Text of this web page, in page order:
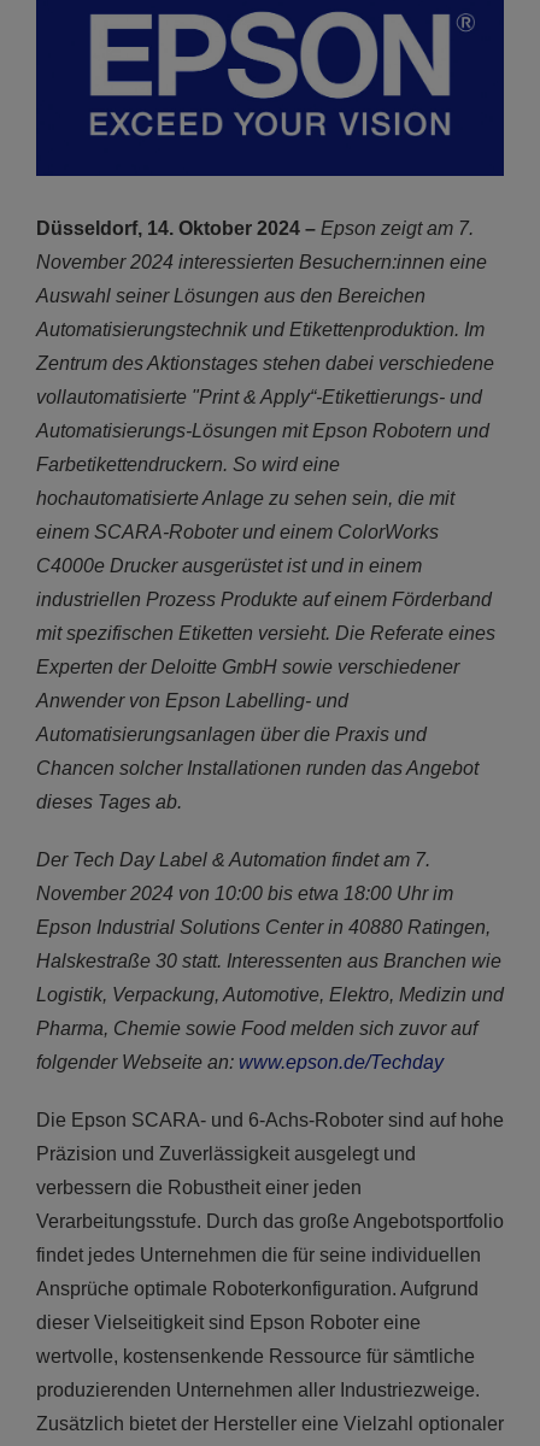
Düsseldorf, 14. Oktober 2024 – Epson zeigt am 7.
November 2024 interessierten Besuchern:innen eine
Auswahl seiner Lösungen aus den Bereichen
Automatisierungstechnik und Etikettenproduktion. Im
Zentrum des Aktionstages stehen dabei verschiedene
vollautomatisierte "Print & Apply“-Etikettierungs- und
Automatisierungs-Lösungen mit Epson Robotern und
Farbetikettendruckern. So wird eine
hochautomatisierte Anlage zu sehen sein, die mit
einem SCARA-Roboter und einem ColorWorks
C4000e Drucker ausgerüstet ist und in einem
industriellen Prozess Produkte auf einem Förderband
mit spezifischen Etiketten versieht. Die Referate eines
Experten der Deloitte GmbH sowie verschiedener
Anwender von Epson Labelling- und
Automatisierungsanlagen über die Praxis und
Chancen solcher Installationen runden das Angebot
dieses Tages ab.
Der Tech Day Label & Automation findet am 7.
November 2024 von 10:00 bis etwa 18:00 Uhr im
Epson Industrial Solutions Center in 40880 Ratingen,
Halskestraße 30 statt. Interessenten aus Branchen wie
Logistik, Verpackung, Automotive, Elektro, Medizin und
Pharma, Chemie sowie Food melden sich zuvor auf
folgender Webseite an: www.epson.de/Techday
Die Epson SCARA- und 6-Achs-Roboter sind auf hohe
Präzision und Zuverlässigkeit ausgelegt und
verbessern die Robustheit einer jeden
Verarbeitungsstufe. Durch das große Angebotsportfolio
findet jedes Unternehmen die für seine individuellen
Ansprüche optimale Roboterkonfiguration. Aufgrund
dieser Vielseitigkeit sind Epson Roboter eine
wertvolle, kostensenkende Ressource für sämtliche
produzierenden Unternehmen aller Industriezweige.
Zusätzlich bietet der Hersteller eine Vielzahl optionaler